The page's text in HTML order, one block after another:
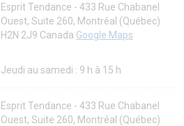
Esprit Tendance - 433 Rue Chabanel
Ouest, Suite 260, Montréal (Québec)
H2N 2J9 Canada Google Maps
Jeudi au samedi : 9 h à 15 h
Esprit Tendance - 433 Rue Chabanel
Ouest, Suite 260, Montréal (Québec)